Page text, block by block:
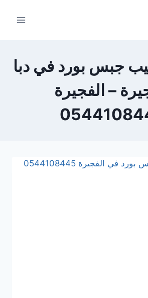
جبس بورد في دبا
– الفجيرة